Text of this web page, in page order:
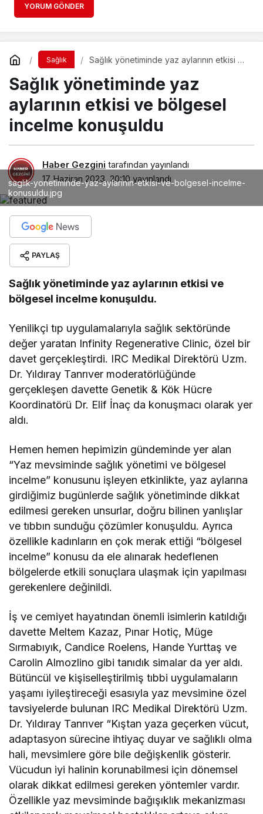
YORUM GÖNDER
Sağlık
Sağlık yönetiminde yaz aylarının etkisi ve
Sağlık yönetiminde yaz
aylarının etkisi ve bölgesel
incelme konuşuldu
Haber Gezgini tarafından yayınlandı
17 Haziran 2023, 20:10yayınlandı
saglik-yonetiminde-yaz-aylarinin-etkisi-ve-bolgesel-incelme-
konusuldu.jpg
PAYLAŞ
Sağlık yönetiminde yaz aylarının etkisi ve
bölgesel incelme konuşuldu.
Yenilikçi tıp uygulamalarıyla sağlık sektöründe
değer yaratan Infinity Regenerative Clinic, özel bir
davet gerçekleştirdi. IRC Medikal Direktörü Uzm.
Dr. Yıldıray Tanrıver moderatörlüğünde
gerçekleşen davette Genetik & Kök Hücre
Koordinatörü Dr. Elif İnaç da konuşmacı olarak yer
aldı.
Hemen hemen hepimizin gündeminde yer alan
“Yaz mevsiminde sağlık yönetimi ve bölgesel
incelme” konusunu işleyen etkinlikte, yaz aylarına
girdiğimiz bugünlerde sağlık yönetiminde dikkat
edilmesi gereken unsurlar, doğru bilinen yanlışlar
ve tıbbın sunduğu çözümler konuşuldu. Ayrıca
özellikle kadınların en çok merak ettiği “bölgesel
incelme” konusu da ele alınarak hedeflenen
bölgelerde etkili sonuçlara ulaşmak için yapılması
gerekenlere değinildi.
İş ve cemiyet hayatından önemli isimlerin katıldığı
davette Meltem Kazaz, Pınar Hotiç, Müge
Sırmabıyık, Candice Roelens, Hande Yurttaş ve
Carolin Almozlino gibi tanıdık simalar da yer aldı.
Bütüncül ve kişiselleştirilmiş tıbbi uygulamaların
yaşamı iyileştireceği esasıyla yaz mevsimine özel
tavsiyelerde bulunan IRC Medikal Direktörü Uzm.
Dr. Yıldıray Tanrıver “Kıştan yaza geçerken vücut,
adaptasyon sürecine ihtiyaç duyar ve sağlıklı olma
hali, mevsimlere göre bile değişkenlik gösterir.
Vücudun iyi halinin korunabilmesi için dönemsel
olarak dikkat edilmesi gereken yöntemler vardır.
Özellikle yaz mevsiminde bağışıklık mekanizması